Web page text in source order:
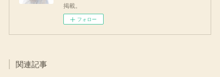
掲載。
フォロー
関連記事